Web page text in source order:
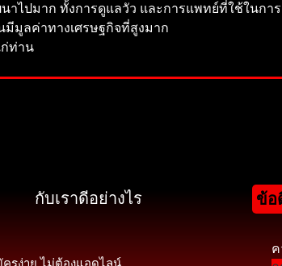
ไปมาก ทั้งการดูแลวัว และการแพทย์ที่ใช้ในกา
มูลค่าทางเศรษฐกิจที่สูงมาก
ท่าน
กับเราดีอย่างไร ข้อ
ค